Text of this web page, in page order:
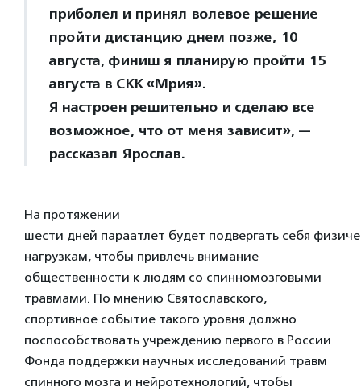
приболел и принял волевое решение
пройти дистанцию днем позже, 10
августа, финиш я планирую пройти 15
августа в СКК «Мрия».
Я настроен решительно и сделаю все
возможное, что от меня зависит», —
рассказал Ярослав.
На протяжении
шести дней параатлет будет подвергать себя
нагрузкам, чтобы привлечь внимание
общественности к людям со спинномозговыми
травмами. По мнению Святославского,
спортивное событие такого уровня должно
поспособствовать учреждению первого в России
Фонда поддержки научных исследований травм
спинного мозга и нейротехнологий, чтобы